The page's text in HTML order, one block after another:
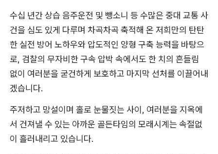
수십 년간 상습 음주운전 및 뺑소니 등 수많은 중대 교통 사
건을 심도 있게 다루며 차곡차곡 축적해 온 저희만의 탄탄
한 실전 방어 노하우와 압도적인 양형 구축 능력을 바탕으
로, 검찰의 무자비한 구속 압박 속에서도 한 치의 흔들림
없이 여러분을 굳건하게 보호하고 마지막 선처를 이끌어내
겠습니다.
주저하고 망설이며 홀로 눈물짓는 사이, 여러분을 지옥에
서 건져낼 수 있는 아까운 골든타임의 모래시계는 속절없
이 흘러내리고 있습니다.